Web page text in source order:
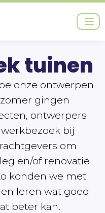
tuinen
onze ontwerpen
gingen
ontwerpers
bij
om
en/of renovatie
konden we met
leren wat goed
beter kan.